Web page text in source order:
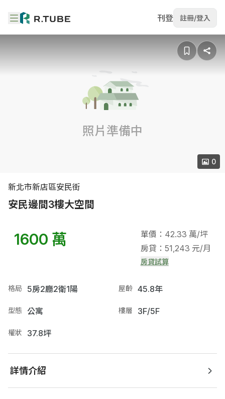
刊登 註冊/登入
新北市新店區安民街
安民邊間3樓大空間
照片準備中
0
1600 萬
單價：42.33 萬/坪
房貸：51,243 元/月
房貸試算
格局 5房2廳2衛1陽 屋齡 45.8年
型態 公寓 樓層 3F/5F
權狀 37.8坪
詳情介紹